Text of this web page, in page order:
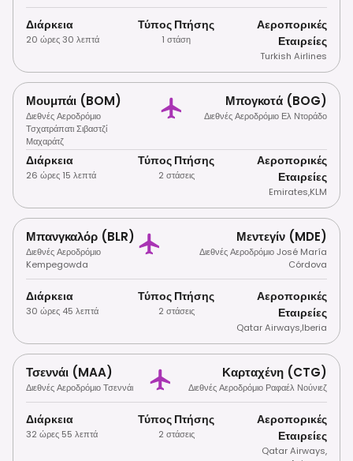
Διάρκεια
20 ώρες 30 λεπτά
Τύπος Πτήσης
1 στάση
Αεροπορικές
Εταιρείες
Turkish Airlines
Μουμπάι (BOM)
Διεθνές Αεροδρόμιο
Τσχατράπατι Σιβαστζί
Μαχαράτζ
Μπογκοτά (BOG)
Διεθνές Αεροδρόμιο Ελ Ντοράδο
Διάρκεια
26 ώρες 15 λεπτά
Τύπος Πτήσης
2 στάσεις
Αεροπορικές
Εταιρείες
Emirates,KLM
Μπανγκαλόρ (BLR)
Διεθνές Αεροδρόμιο
Kempegowda
Μεντεγίν (MDE)
Διεθνές Αεροδρόμιο José María
Córdova
Διάρκεια
30 ώρες 45 λεπτά
Τύπος Πτήσης
2 στάσεις
Αεροπορικές
Εταιρείες
Qatar Airways,Iberia
Τσεννάι (MAA)
Διεθνές Αεροδρόμιο Τσεννάι
Καρταχένη (CTG)
Διεθνές Αεροδρόμιο Ραφαέλ Νούνιεζ
Διάρκεια
32 ώρες 55 λεπτά
Τύπος Πτήσης
2 στάσεις
Αεροπορικές
Εταιρείες
Qatar Airways,